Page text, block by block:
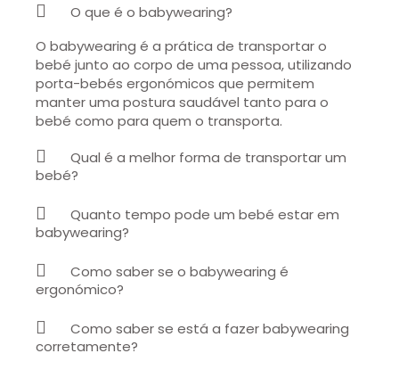
O que é o babywearing?
O babywearing é a prática de transportar o
bebé junto ao corpo de uma pessoa, utilizando
porta-bebés ergonómicos que permitem
manter uma postura saudável tanto para o
bebé como para quem o transporta.
Qual é a melhor forma de transportar um
bebé?
Quanto tempo pode um bebé estar em
babywearing?
Como saber se o babywearing é
ergonómico?
Como saber se está a fazer babywearing
corretamente?